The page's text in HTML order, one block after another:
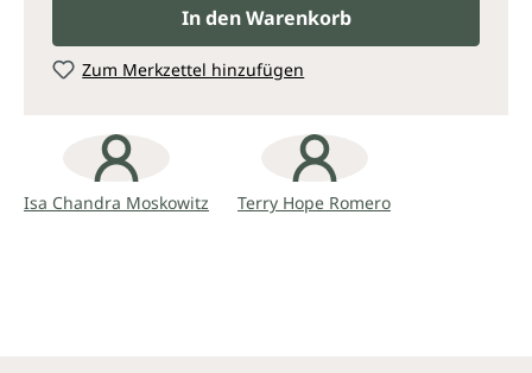
In den Warenkorb
Zum Merkzettel hinzufügen
Isa Chandra Moskowitz Terry Hope Romero